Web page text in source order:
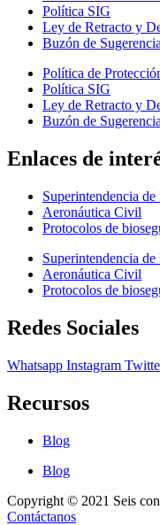
Política SIG
Ley de Retracto y
Buzón de
Política de
Política SIG
Ley de Retracto y
Buzón de
Enlaces de
Superintendencia
Aeronáutica Civil
Protocolos de
Superintendencia
Aeronáutica Civil
Protocolos de
Redes Sociales
Whatsapp Instagram
Recursos
Blog
Blog
Copyright © 2021 Seis
Contáctanos